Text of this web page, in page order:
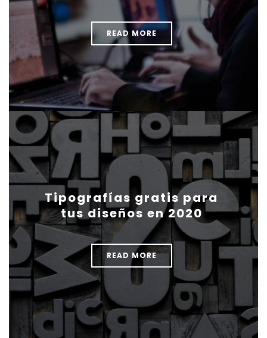
READ MORE
Tipografías gratis para
tus diseños en 2020
READ MORE